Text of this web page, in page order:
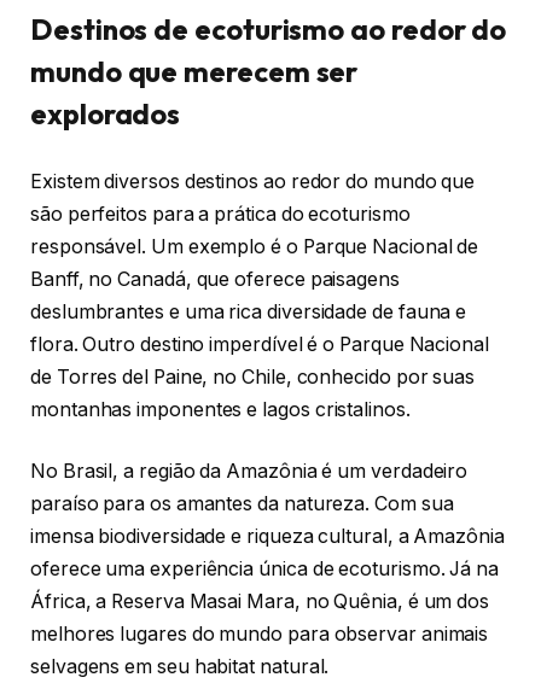
Destinos de ecoturismo ao redor do
mundo que merecem ser
explorados
Existem diversos destinos ao redor do mundo que
são perfeitos para a prática do ecoturismo
responsável. Um exemplo é o Parque Nacional de
Banff, no Canadá, que oferece paisagens
deslumbrantes e uma rica diversidade de fauna e
flora. Outro destino imperdível é o Parque Nacional
de Torres del Paine, no Chile, conhecido por suas
montanhas imponentes e lagos cristalinos.
No Brasil, a região da Amazônia é um verdadeiro
paraíso para os amantes da natureza. Com sua
imensa biodiversidade e riqueza cultural, a Amazônia
oferece uma experiência única de ecoturismo. Já na
África, a Reserva Masai Mara, no Quênia, é um dos
melhores lugares do mundo para observar animais
selvagens em seu habitat natural.